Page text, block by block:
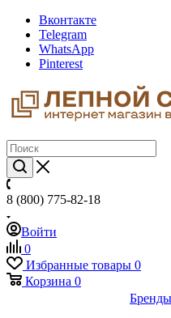
Вконтакте
Telegram
WhatsApp
Pinterest
8 (800) 775-82-18
Войти
0
Избранные товары 0
Корзина 0
Бренды